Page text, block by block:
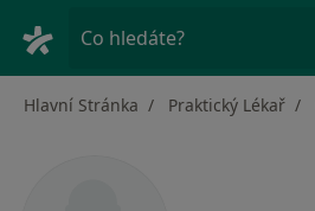
Co hledáte?
Hlavní Stránka Praktický Lékař